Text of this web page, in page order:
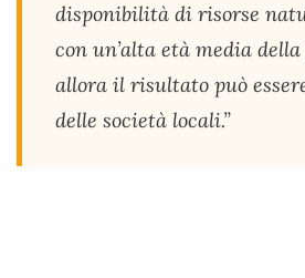
disponibilità di risorse
con un’alta età media della
allora il risultato può
delle società locali.”